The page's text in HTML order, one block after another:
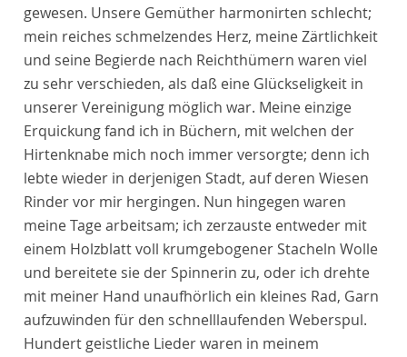
gewesen. Unsere Gemüther harmonirten schlecht;
mein reiches schmelzendes Herz, meine Zärtlichkeit
und seine Begierde nach Reichthümern waren viel
zu sehr verschieden, als daß eine Glückseligkeit in
unserer Vereinigung möglich war. Meine einzige
Erquickung fand ich in Büchern, mit welchen der
Hirtenknabe mich noch immer versorgte; denn ich
lebte wieder in derjenigen Stadt, auf deren Wiesen
Rinder vor mir hergingen. Nun hingegen waren
meine Tage arbeitsam; ich zerzauste entweder mit
einem Holzblatt voll krumgebogener Stacheln Wolle
und bereitete sie der Spinnerin zu, oder ich drehte
mit meiner Hand unaufhörlich ein kleines Rad, Garn
aufzuwinden für den schnelllaufenden Weberspul.
Hundert geistliche Lieder waren in meinem